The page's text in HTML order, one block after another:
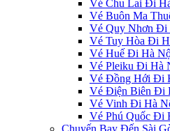
Vé Chu Lai Đi
Vé Buôn Ma
Vé Quy Nhơn Đi
Vé Tuy Hòa Đi
Vé Huế Đi Hà
Vé Pleiku Đi Hà
Vé Đồng Hới Đi
Vé Điện Biên Đi
Vé Vinh Đi Hà
Vé Phú Quốc Đi